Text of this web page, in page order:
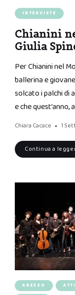
INTERVISTE
Chianini
Giulia
Per Chianini nel
ballerina e
solcato i palchi di
e che quest’anno,
Chiara Cacace 1
Continua a
AREZZO